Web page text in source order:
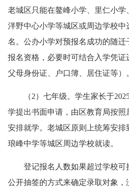
老城区只能在鳌峰小学、里仁小学
泮野中心小学等城区或周边学校中
名。公办小学对预报名成功的随迁
报名资格，必要时可结合入学凭
父母身份证、户口簿、居住证等）
（2）七年级。学生家长于
学提出书面申请，由区教育局按
安排就学。老城区原则上统筹安排
琅峰中学等城区周边学校就读。
登记报名人数如果超过学校可
公开抽签的方式来确定录取对象